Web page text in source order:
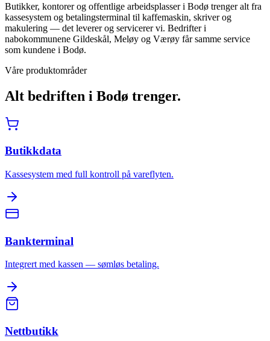
Butikker, kontorer og offentlige arbeidsplasser i Bodø trenger alt fra
kassesystem og betalingsterminal til kaffemaskin, skriver og
makulering — det leverer og servicerer vi. Bedrifter i
nabokommunene Gildeskål, Meløy og Værøy får samme service
som kundene i Bodø.
Våre produktområder
Alt bedriften i Bodø trenger.
Butikkdata
Kassesystem med full kontroll på vareflyten.
Bankterminal
Integrert med kassen — sømløs betaling.
Nettbutikk